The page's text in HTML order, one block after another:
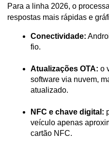
Para a linha 2026, o
respostas mais rápidas e
Conectividade:
fio.
Atualizações OTA: o
software via nuvem,
atualizado.
NFC e chave digital:
veículo apenas
cartão NFC.